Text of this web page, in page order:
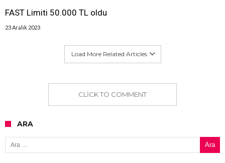
FAST Limiti 50.000 TL oldu
23 Aralık 2023
Load More Related Articles
CLICK TO COMMENT
ARA
Arama: